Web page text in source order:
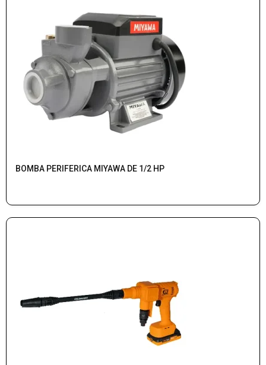
BOMBA PERIFERICA MIYAWA DE 1/2 HP